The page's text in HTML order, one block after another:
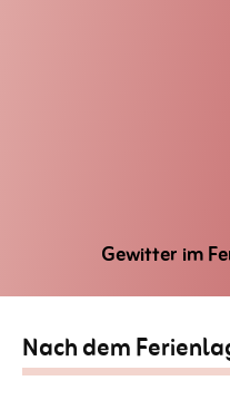
Gewitter im
Nach dem